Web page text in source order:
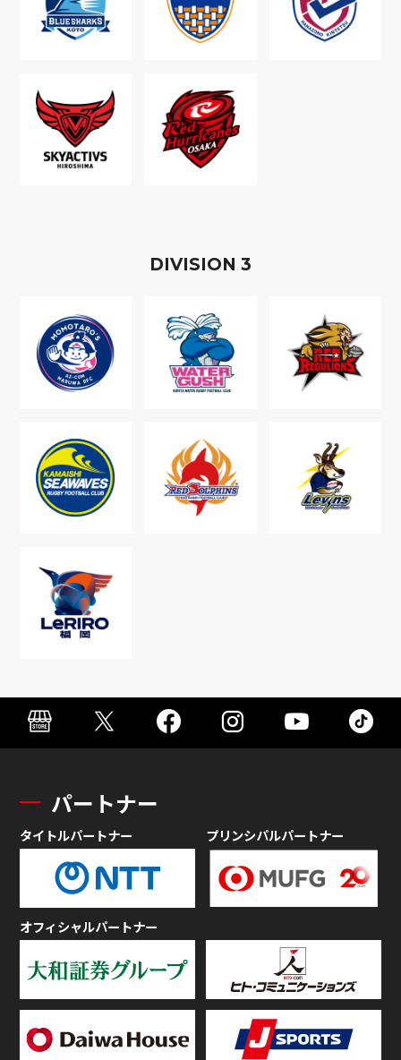
DIVISION 3
パートナー
タイトルパートナー プリンシパルパートナー
オフィシャルパートナー